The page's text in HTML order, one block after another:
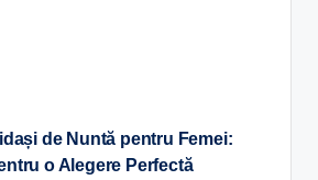
de Nuntă pentru Femei:
o Alegere Perfectă